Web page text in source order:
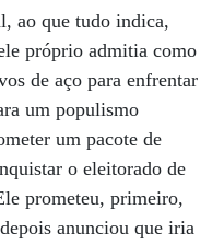
ao que tudo indica,
próprio admitia como
de aço para enfrentar
um populismo
um pacote de
o eleitorado de
prometeu, primeiro,
anunciou que iria